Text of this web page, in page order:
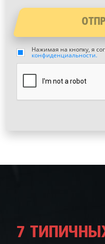
Нажимая на кнопку, я
конфиденциальности.
7